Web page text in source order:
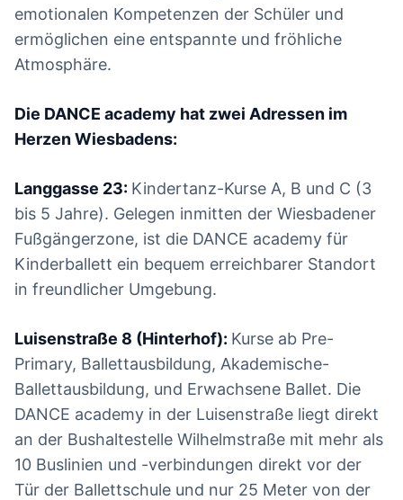
emotionalen Kompetenzen der Schüler und
ermöglichen eine entspannte und fröhliche
Atmosphäre.
Die DANCE academy hat zwei Adressen im
Herzen Wiesbadens:
Langgasse 23: Kindertanz-Kurse A, B und C (3
bis 5 Jahre). Gelegen inmitten der Wiesbadener
Fußgängerzone, ist die DANCE academy für
Kinderballett ein bequem erreichbarer Standort
in freundlicher Umgebung.
Luisenstraße 8 (Hinterhof): Kurse ab Pre-
Primary, Ballettausbildung, Akademische-
Ballettausbildung, und Erwachsene Ballet. Die
DANCE academy in der Luisenstraße liegt direkt
an der Bushaltestelle Wilhelmstraße mit mehr als
10 Buslinien und -verbindungen direkt vor der
Tür der Ballettschule und nur 25 Meter von der